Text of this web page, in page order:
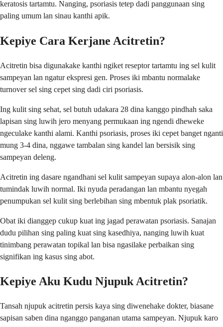
keratosis tartamtu. Nanging, psoriasis tetep dadi panggunaan sing
paling umum lan sinau kanthi apik.
Kepiye Cara Kerjane Acitretin?
Acitretin bisa digunakake kanthi ngiket reseptor tartamtu ing sel kulit
sampeyan lan ngatur ekspresi gen. Proses iki mbantu normalake
turnover sel sing cepet sing dadi ciri psoriasis.
Ing kulit sing sehat, sel butuh udakara 28 dina kanggo pindhah saka
lapisan sing luwih jero menyang permukaan ing ngendi dheweke
ngeculake kanthi alami. Kanthi psoriasis, proses iki cepet banget nganti
mung 3-4 dina, nggawe tambalan sing kandel lan bersisik sing
sampeyan deleng.
Acitretin ing dasare ngandhani sel kulit sampeyan supaya alon-alon lan
tumindak luwih normal. Iki nyuda peradangan lan mbantu nyegah
penumpukan sel kulit sing berlebihan sing mbentuk plak psoriatik.
Obat iki dianggep cukup kuat ing jagad perawatan psoriasis. Sanajan
dudu pilihan sing paling kuat sing kasedhiya, nanging luwih kuat
tinimbang perawatan topikal lan bisa ngasilake perbaikan sing
signifikan ing kasus sing abot.
Kepiye Aku Kudu Njupuk Acitretin?
Tansah njupuk acitretin persis kaya sing diwenehake dokter, biasane
sapisan saben dina nganggo panganan utama sampeyan. Njupuk karo